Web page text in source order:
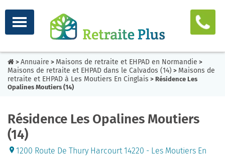
> Annuaire > Maisons de retraite et EHPAD en Normandie >
Maisons de retraite et EHPAD dans le Calvados (14) > Maisons de
retraite et EHPAD à Les Moutiers En Cinglais > Résidence Les
Opalines Moutiers (14)
Résidence Les Opalines Moutiers
(14)
1200 Route De Thury Harcourt 14220 - Les Moutiers En